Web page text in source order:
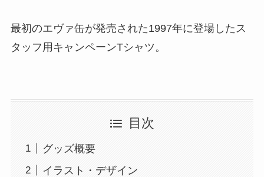
最初のエヴァ缶が発売された1997年に登場したス
タッフ用キャンペーンTシャツ。
目次
グッズ概要
イラスト・デザイン